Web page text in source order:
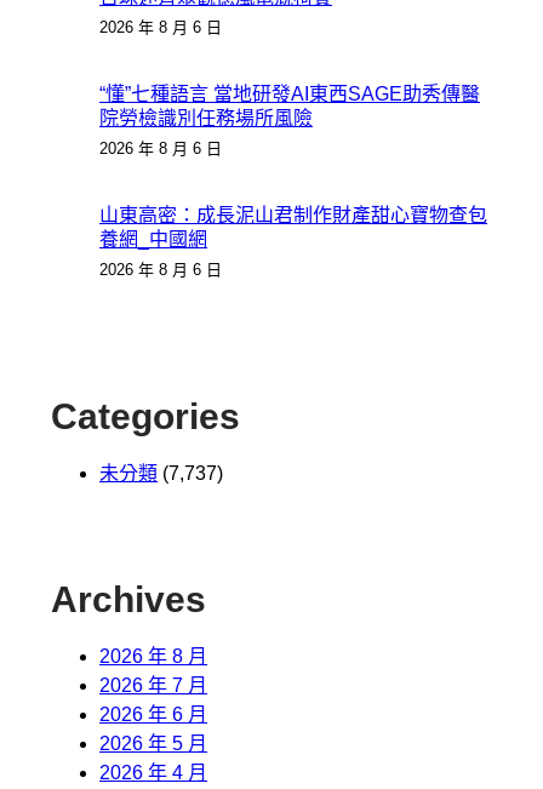
2026 年 8 月 6 日
“懂”七種語言 當地研發AI東西SAGE助秀傳醫
院勞檢識別任務場所風險
2026 年 8 月 6 日
山東高密：成長泥山君制作財產甜心寶物查包
養網_中國網
2026 年 8 月 6 日
Categories
未分類 (7,737)
Archives
2026 年 8 月
2026 年 7 月
2026 年 6 月
2026 年 5 月
2026 年 4 月